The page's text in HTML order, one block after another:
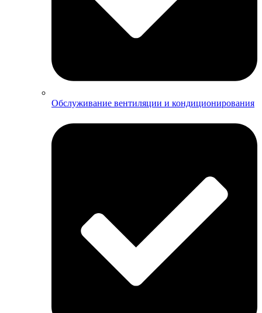
Обслуживание вентиляции и кондиционирования